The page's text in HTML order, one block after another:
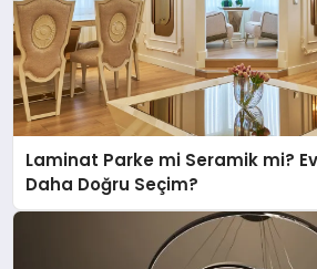
Laminat Parke mi Seramik mi?
Daha Doğru Seçim?